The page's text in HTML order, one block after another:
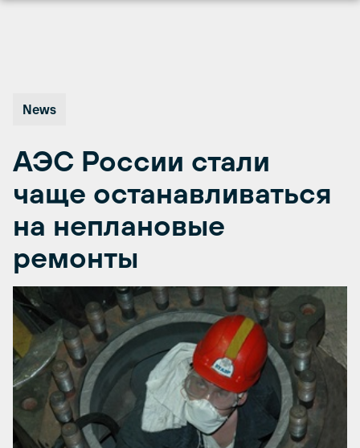
News
АЭС России стали
чаще останавливаться
на неплановые
ремонты